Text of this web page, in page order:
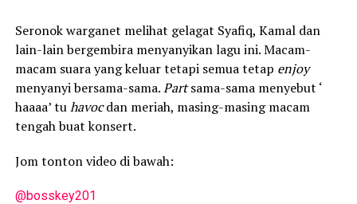
Seronok warganet melihat gelagat Syafiq, Kamal dan
lain-lain bergembira menyanyikan lagu ini. Macam-
macam suara yang keluar tetapi semua tetap enjoy
menyanyi bersama-sama.Partsama-sama menyebut ‘
haaaa’ tuhavocdan meriah, masing-masing macam
tengah buat konsert.
Jom tonton video di bawah:
@bosskey201